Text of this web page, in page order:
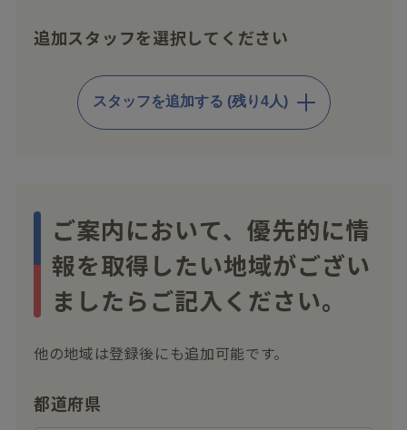
追加スタッフを選択してください
スタッフを追加する (残り4人)
ご案内において、優先的に情
報を取得したい地域がござい
ましたらご記入ください。
他の地域は登録後にも追加可能です。
都道府県